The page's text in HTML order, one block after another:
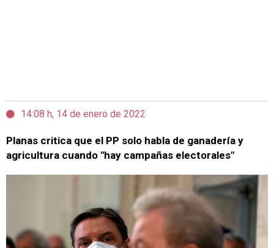
14:08 h, 14 de enero de 2022
Planas critica que el PP solo habla de ganadería y
agricultura cuando "hay campañas electorales"